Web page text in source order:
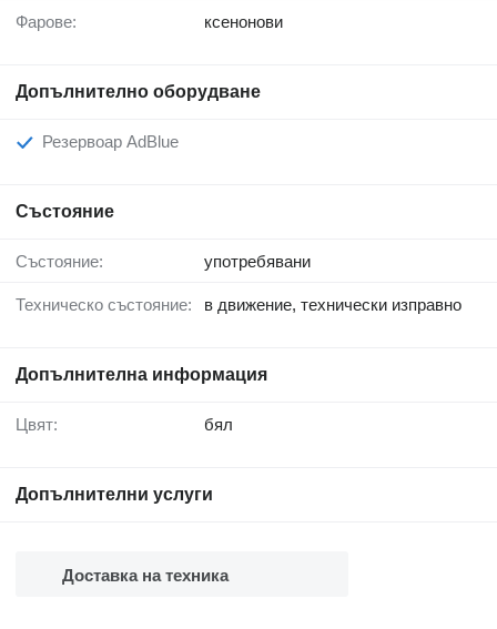
Фарове: ксенонови
Допълнително оборудване
Резервоар AdBlue
Състояние
Състояние: употребявани
Техническо състояние: в движение, технически изправно
Допълнителна информация
Цвят: бял
Допълнителни услуги
Доставка на техника